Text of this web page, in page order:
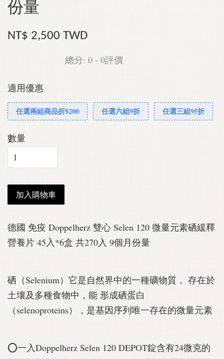
份量
NT$ 2,500 TWD
總分: 0 - 0評價
適用優惠
任選兩組商品折$200 任選六組9折 任選三組95折
數量
加入購物車
德國 免疫 Doppelherz 雙心 Selen 120 微量元素硒緩釋
營養片 45入*6盒 共270入 9個月份量
硒（Selenium）它是自然界中的一種礦物質， 存在於
土壤及多種食物中，能 形成硒蛋白
（selenoproteins），是基因序列唯一存在的微量元素
⭕️一入Doppelherz Selen 120 DEPOT錠含有24微克的